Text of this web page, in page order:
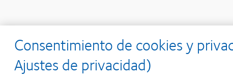
*Plan de actuación
Consentimiento de cookies y
Ajustes de privacidad)